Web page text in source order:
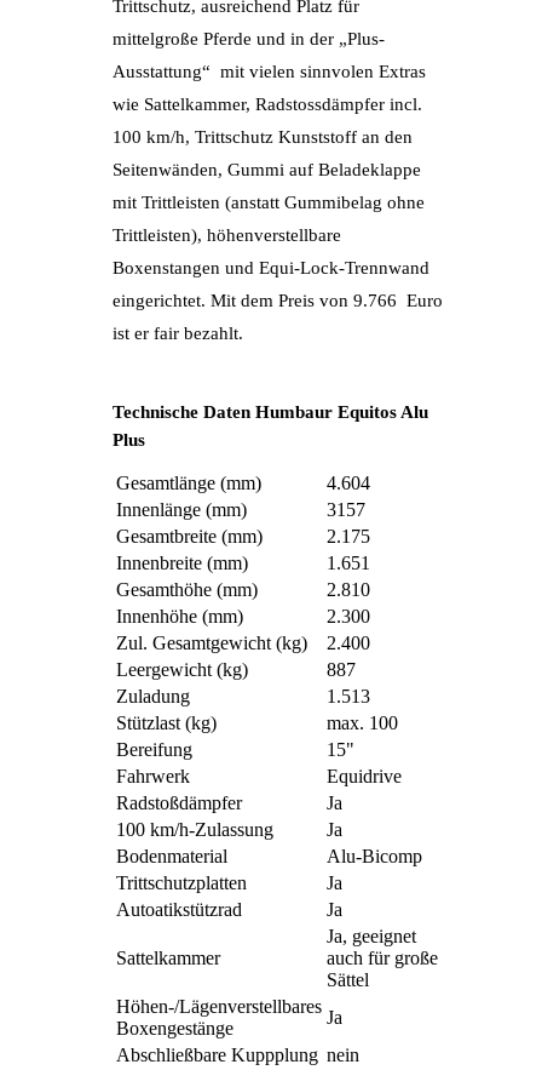
Trittschutz, ausreichend Platz für
mittelgroße Pferde und in der „Plus-
Ausstattung“ mit vielen sinnvolen Extras
wie Sattelkammer, Radstossdämpfer incl.
100 km/h, Trittschutz Kunststoff an den
Seitenwänden, Gummi auf Beladeklappe
mit Trittleisten (anstatt Gummibelag ohne
Trittleisten), höhenverstellbare
Boxenstangen und Equi-Lock-Trennwand
eingerichtet. Mit dem Preis von 9.766 Euro
ist er fair bezahlt.
Technische Daten Humbaur Equitos Alu
Plus
Gesamtlänge (mm)
4.604
Innenlänge (mm)
3157
Gesamtbreite (mm)
2.175
Innenbreite (mm)
1.651
Gesamthöhe (mm)
2.810
Innenhöhe (mm)
2.300
Zul. Gesamtgewicht (kg)
2.400
Leergewicht (kg)
887
Zuladung
1.513
Stützlast (kg)
max. 100
Bereifung
15"
Fahrwerk
Equidrive
Radstoßdämpfer
Ja
100 km/h-Zulassung
Ja
Bodenmaterial
Alu-Bicomp
Trittschutzplatten
Ja
Autoatikstützrad
Ja
Sattelkammer
Ja, geeignet
auch für große
Sättel
Höhen-/Lägenverstellbares
Boxengestänge
Ja
Abschließbare Kuppplung nein